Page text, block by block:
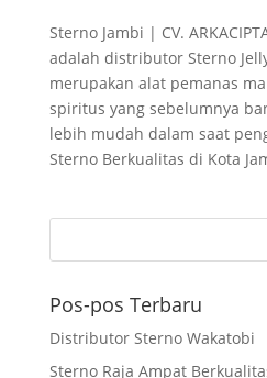
Sterno Jambi | CV.
adalah distributor Sterno
merupakan alat pemanas
spiritus yang sebelumnya
lebih mudah dalam saat
Sterno Berkualitas di Kota
Pos-pos Terbaru
Distributor Sterno Wakatobi
Sterno Raja Ampat